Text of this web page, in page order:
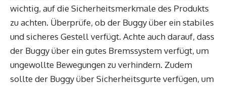
wichtig, auf die Sicherheitsmerkmale des Produkts
zu achten. Überprüfe, ob der Buggy über ein stabiles
und sicheres Gestell verfügt. Achte auch darauf, dass
der Buggy über ein gutes Bremssystem verfügt, um
ungewollte Bewegungen zu verhindern. Zudem
sollte der Buggy über Sicherheitsgurte verfügen, um